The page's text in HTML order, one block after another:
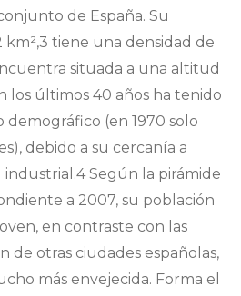
de España. Su
km²,3​ tiene una densidad de
situada a una altitud
los últimos 40 años ha tenido
(en 1970 solo
debido a su cercanía a
industrial.4​ Según la pirámide
a 2007, su población
en contraste con las
de otras ciudades españolas,
más envejecida. Forma el